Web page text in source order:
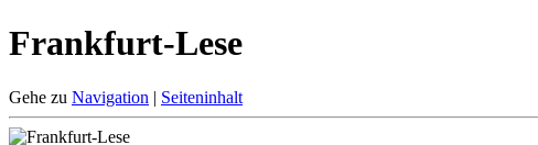
Frankfurt-Lese
Gehe zu Navigation | Seiteninhalt